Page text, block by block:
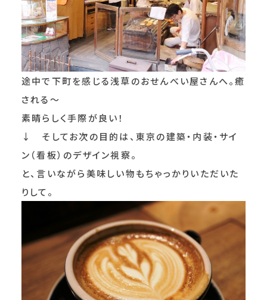
途中で下町を感じる浅草のおせんべい屋さんへ。癒
される～
素晴らしく手際が良い！
↓ そしてお次の目的は、東京の建築・内装・サイ
ン（看板）のデザイン視察。
と、言いながら美味しい物もちゃっかりいただいた
りして。